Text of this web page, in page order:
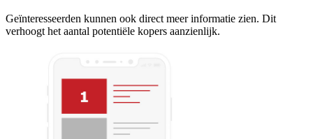
Geïnteresseerden kunnen ook direct meer informatie zien. Dit
verhoogt het aantal potentiële kopers aanzienlijk.